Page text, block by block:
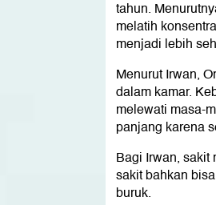
tahun.
melatih
menjadi lebih
Menurut Irwan,
dalam kamar.
melewati masa-
panjang karena
Bagi Irwan, sakit
sakit bahkan
buruk.